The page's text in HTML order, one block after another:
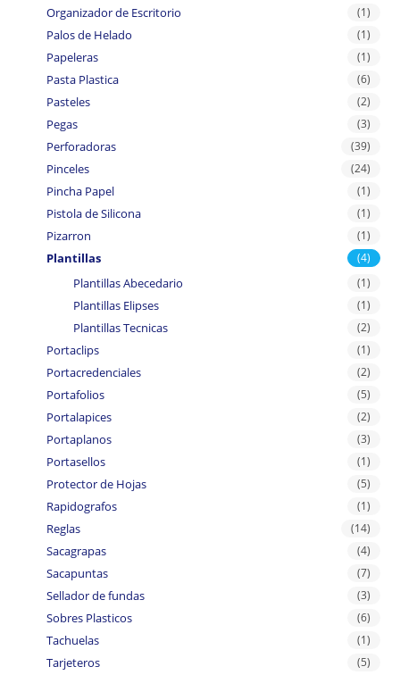
Organizador de Escritorio (1)
Palos de Helado (1)
Papeleras (1)
Pasta Plastica (6)
Pasteles (2)
Pegas (3)
Perforadoras (39)
Pinceles (24)
Pincha Papel (1)
Pistola de Silicona (1)
Pizarron (1)
Plantillas (4)
Plantillas Abecedario (1)
Plantillas Elipses (1)
Plantillas Tecnicas (2)
Portaclips (1)
Portacredenciales (2)
Portafolios (5)
Portalapices (2)
Portaplanos (3)
Portasellos (1)
Protector de Hojas (5)
Rapidografos (1)
Reglas (14)
Sacagrapas (4)
Sacapuntas (7)
Sellador de fundas (3)
Sobres Plasticos (6)
Tachuelas (1)
Tarjeteros (5)